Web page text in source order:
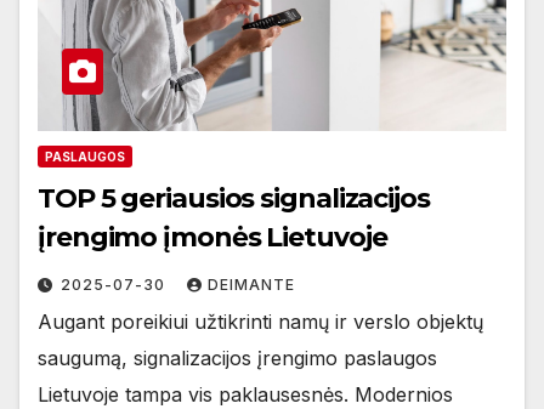
PASLAUGOS
TOP 5 geriausios signalizacijos
įrengimo įmonės Lietuvoje
2025-07-30 DEIMANTE
Augant poreikiui užtikrinti namų ir verslo objektų
saugumą, signalizacijos įrengimo paslaugos
Lietuvoje tampa vis paklausesnės. Modernios